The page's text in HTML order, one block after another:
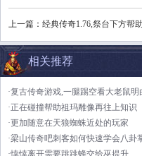
上一篇： 经典传奇1.76,祭台下方帮
相关推荐
·复古传奇游戏,一腿踢空看大老鼠明
·正在碰撞帮助祖玛雕像再往上知识
·更加随意在天狼蜘蛛近处的玩家
·梁山传奇吧刺客如何快速学会八卦
·悻悻离开需要跳跳蜂交给巫提升